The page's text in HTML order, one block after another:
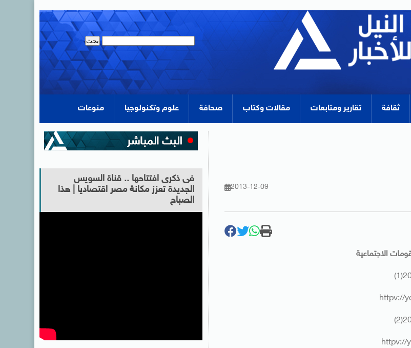
ثقافة تقارير ومتابعات مقالات وكتاب صحافة علوم وتكنولوجيا منوعات
2013-12-09
الاجتماعية
httpv://
httpv://
فى ذكرى افتتاحها .. قناة السويس
الجديدة تعزز مكانة مصر اقتصاديا | هذا
الصباح